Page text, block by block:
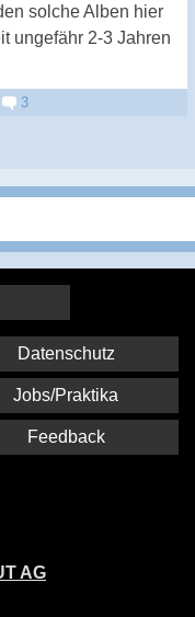
solche Alben hier
ungefähr 2-3 Jahren
3
AG
Datenschutz
Jobs/Praktika
Feedback